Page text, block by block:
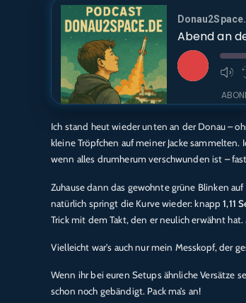
Abend an
Play
Episode
Amazon
Deezer
RSS FEED
TEILEN
LINK
EMBED
Ich stand heut wieder unten an der Donau –
kleine Tröpfchen auf meiner Jacke
wenn alles drumherum verschwunden ist –
Zuhause dann das gewohnte grüne Blinken
natürlich springt die Kurve wieder: knapp1,11
Trick mit dem Takt, den er neulich erwähnt
Vielleicht war’s auch nur mein Messkopf, der
Wenn ihr bei euren Setups ähnliche Versätze
schon noch gebändigt. Pack ma’s an!